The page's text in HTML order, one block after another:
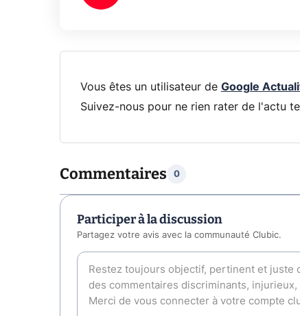
Vous êtes un utilisateur de Google
Suivez-nous pour ne rien rater de l'actu
Commentaires 0
Participer à la discussion
Partagez votre avis avec la communauté Clubic.